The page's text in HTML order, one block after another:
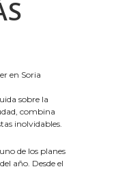
en Soria
sobre la
combina
inolvidables.
de los planes
año. Desde el